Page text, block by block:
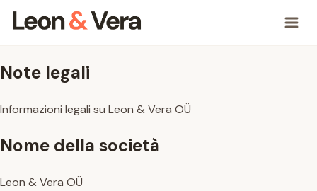
Note legali
Informazioni legali su Leon & Vera OÜ
Nome della società
Leon & Vera OÜ